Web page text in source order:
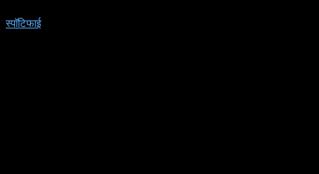
स्पॉटिफाई